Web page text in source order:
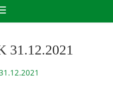
Toggle
navigation
31.12.2021